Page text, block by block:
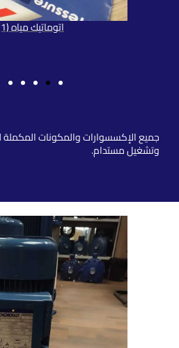
جميع الإكسسوارات والمكونات
وتشغيل مستدام.
اتوماتيك مياه APT(1)